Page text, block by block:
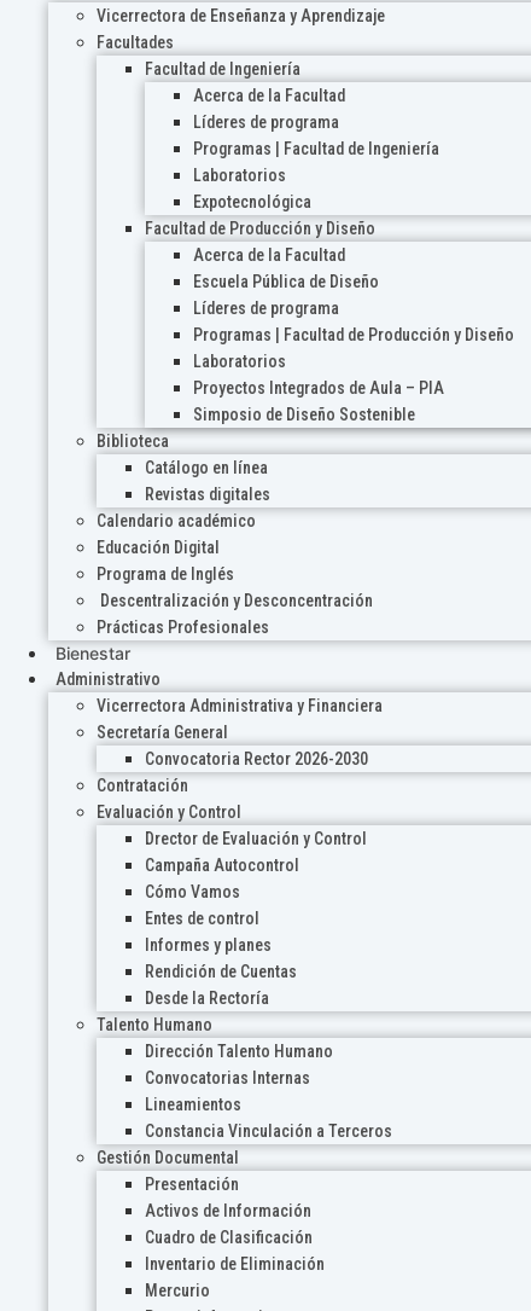
Vicerrectora de Enseñanza y Aprendizaje
Facultades
Facultad de Ingeniería
Acerca de la Facultad
Líderes de programa
Programas | Facultad de Ingeniería
Laboratorios
Expotecnológica
Facultad de Producción y Diseño
Acerca de la Facultad
Escuela Pública de Diseño
Líderes de programa
Programas | Facultad de Producción y Diseño
Laboratorios
Proyectos Integrados de Aula – PIA
Simposio de Diseño Sostenible
Biblioteca
Catálogo en línea
Revistas digitales
Calendario académico
Educación Digital
Programa de Inglés
Descentralización y Desconcentración
Prácticas Profesionales
Bienestar
Administrativo
Vicerrectora Administrativa y Financiera
Secretaría General
Convocatoria Rector 2026-2030
Contratación
Evaluación y Control
Drector de Evaluación y Control
Campaña Autocontrol
Cómo Vamos
Entes de control
Informes y planes
Rendición de Cuentas
Desde la Rectoría
Talento Humano
Dirección Talento Humano
Convocatorias Internas
Lineamientos
Constancia Vinculación a Terceros
Gestión Documental
Presentación
Activos de Información
Cuadro de Clasificación
Inventario de Eliminación
Mercurio